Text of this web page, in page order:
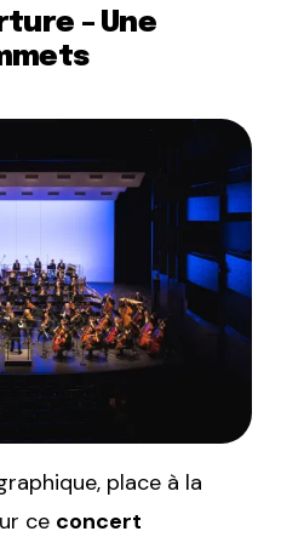
– Une
place à la
ce concert